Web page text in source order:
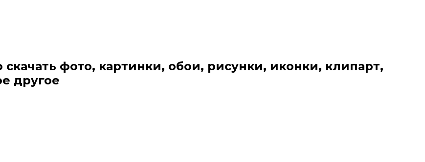
фото, картинки, обои, рисунки, иконки, клипарт,
другое